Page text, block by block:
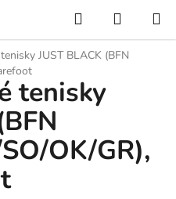
Hledat
KOŠÍK
JUST BLACK (BFN
tenisky
OK/GR),